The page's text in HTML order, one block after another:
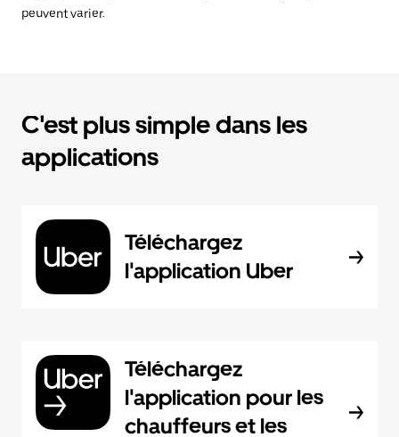
peuvent varier.
C'est plus simple dans les
applications
Téléchargez
l'application Uber
Téléchargez
l'application pour les
chauffeurs et les